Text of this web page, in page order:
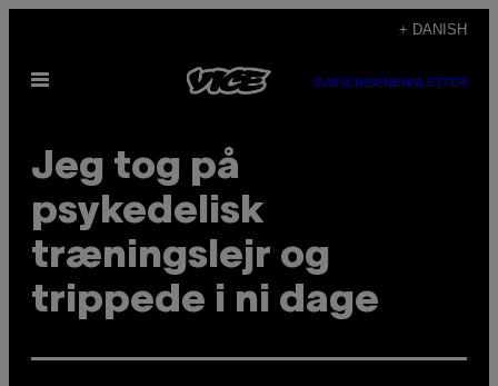
indhold
+ DANISH
Åbn
SUBSCRIBENEWSLETTER
Jeg tog på
psykedelisk
træningslejr og
trippede i ni dage